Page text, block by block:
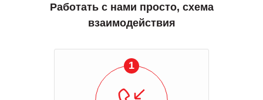
Работать с нами просто, схема
взаимодействия
1